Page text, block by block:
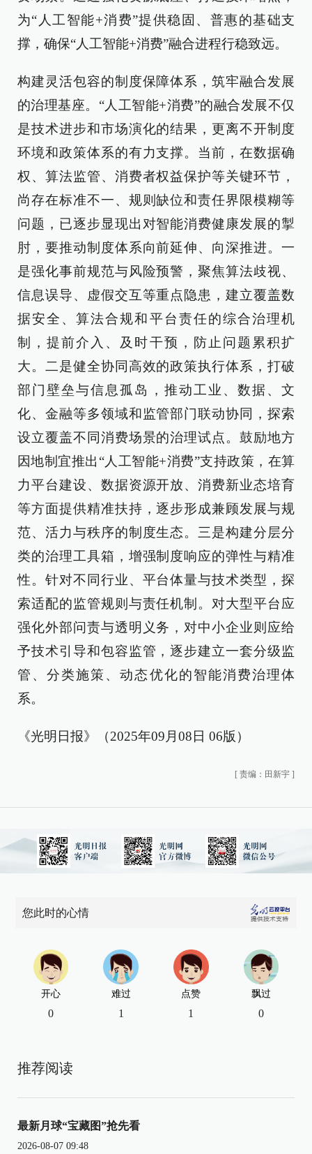
为“人工智能+消费”提供稳固、普惠的基础支
撑，确保“人工智能+消费”融合进程行稳致远。
构建灵活包容的制度保障体系，筑牢融合发展
的治理基座。“人工智能+消费”的融合发展不仅
是技术进步和市场演化的结果，更离不开制度
环境和政策体系的有力支撑。当前，在数据确
权、算法监管、消费者权益保护等关键环节，
尚存在标准不一、规则缺位和责任界限模糊等
问题，已逐步显现出对智能消费健康发展的掣
肘，要推动制度体系向前延伸、向深推进。一
是强化事前规范与风险预警，聚焦算法歧视、
信息误导、虚假交互等重点隐患，建立覆盖数
据安全、算法合规和平台责任的综合治理机
制，提前介入、及时干预，防止问题累积扩
大。二是健全协同高效的政策执行体系，打破
部门壁垒与信息孤岛，推动工业、数据、文
化、金融等多领域和监管部门联动协同，探索
设立覆盖不同消费场景的治理试点。鼓励地方
因地制宜推出“人工智能+消费”支持政策，在算
力平台建设、数据资源开放、消费新业态培育
等方面提供精准扶持，逐步形成兼顾发展与规
范、活力与秩序的制度生态。三是构建分层分
类的治理工具箱，增强制度响应的弹性与精准
性。针对不同行业、平台体量与技术类型，探
索适配的监管规则与责任机制。对大型平台应
强化外部问责与透明义务，对中小企业则应给
予技术引导和包容监管，逐步建立一套分级监
管、分类施策、动态优化的智能消费治理体
系。
《光明日报》（2025年09月08日 06版）
[ 责编：田新宇 ]
您此时的心情
开心
0
难过
1
点赞
1
飘过
0
推荐阅读
最新月球“宝藏图”抢先看
2026-08-07 09:48